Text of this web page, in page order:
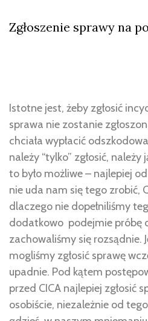
Zgłoszenie sprawy na
Istotne jest, żeby zgłosić
sprawa nie zostanie
chciała wypłacić
należy “tylko” zgłosić, należy
to było możliwe – najlepiej
nie uda nam się tego zrobić,
dlaczego nie dopełniliśmy
dodatkowo podejmie próbę
zachowaliśmy się rozsądnie.
mogliśmy zgłosić sprawę
upadnie. Pod kątem
przed CICA najlepiej zgłosić
osobiście, niezależnie od